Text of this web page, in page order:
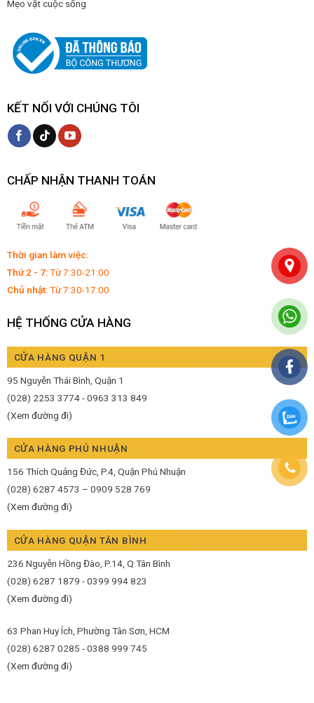
Mẹo vặt cuộc sống
KẾT NỐI VỚI CHÚNG TÔI
CHẤP NHẬN THANH TOÁN
Thời gian làm việc:
Thứ 2 - 7:Từ 7:30-21:00
Chủ nhật:Từ 7:30-17:00
HỆ THỐNG CỬA HÀNG
CỬA HÀNG QUẬN 1
95 Nguyễn Thái Bình, Quận 1
(028) 2253 3774 - 0963 313 849
(Xem đường đi)
CỬA HÀNG PHÚ NHUẬN
156 Thích Quảng Đức, P.4, Quận Phú Nhuận
(028) 6287 4573 – 0909 528 769
(Xem đường đi)
CỬA HÀNG QUẬN TÂN BÌNH
236 Nguyễn Hồng Đào, P.14, Q.Tân Bình
(028) 6287 1879 - 0399 994 823
(Xem đường đi)
63 Phan Huy Ích, Phường Tân Sơn, HCM
(028) 6287 0285 - 0388 999 745
(Xem đường đi)